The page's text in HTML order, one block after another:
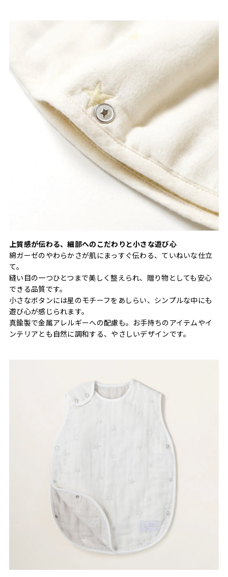
上質感が伝わる、細部へのこだわりと小さな遊び心
綿ガーゼのやわらかさが肌にまっすぐ伝わる、ていねいな仕立
て。
縫い目の一つひとつまで美しく整えられ、贈り物としても安心
できる品質です。
小さなボタンには星のモチーフをあしらい、シンプルな中にも
遊び心が感じられます。
真鍮製で金属アレルギーへの配慮も。お手持ちのアイテムやイ
ンテリアとも自然に調和する、やさしいデザインです。